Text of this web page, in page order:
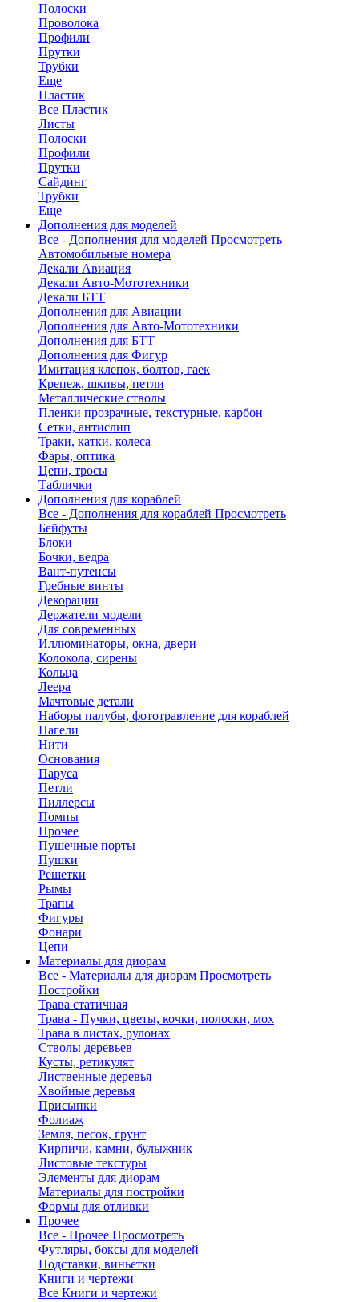
Полоски
Проволока
Профили
Прутки
Трубки
Еще
Пластик
Все Пластик
Листы
Полоски
Профили
Прутки
Сайдинг
Трубки
Еще
Дополнения для моделей
Все - Дополнения для моделей Просмотреть
Автомобильные номера
Декали Авиация
Декали Авто-Мототехники
Декали БТТ
Дополнения для Авиации
Дополнения для Авто-Мототехники
Дополнения для БТТ
Дополнения для Фигур
Имитация клепок, болтов, гаек
Крепеж, шкивы, петли
Металлические стволы
Пленки прозрачные, текстурные, карбон
Сетки, антислип
Траки, катки, колеса
Фары, оптика
Цепи, тросы
Таблички
Дополнения для кораблей
Все - Дополнения для кораблей Просмотреть
Бейфуты
Блоки
Бочки, ведра
Вант-путенсы
Гребные винты
Декорации
Держатели модели
Для современных
Иллюминаторы, окна, двери
Колокола, сирены
Кольца
Леера
Мачтовые детали
Наборы палубы, фототравление для кораблей
Нагели
Нити
Основания
Паруса
Петли
Пиллерсы
Помпы
Прочее
Пушечные порты
Пушки
Решетки
Рымы
Трапы
Фигуры
Фонари
Цепи
Материалы для диорам
Все - Материалы для диорам Просмотреть
Постройки
Трава статичная
Трава - Пучки, цветы, кочки, полоски, мох
Трава в листах, рулонах
Стволы деревьев
Кусты, ретикулят
Лиственные деревья
Хвойные деревья
Присыпки
Фолиаж
Земля, песок, грунт
Кирпичи, камни, булыжник
Листовые текстуры
Элементы для диорам
Материалы для постройки
Формы для отливки
Прочее
Все - Прочее Просмотреть
Футляры, боксы для моделей
Подставки, виньетки
Книги и чертежи
Все Книги и чертежи